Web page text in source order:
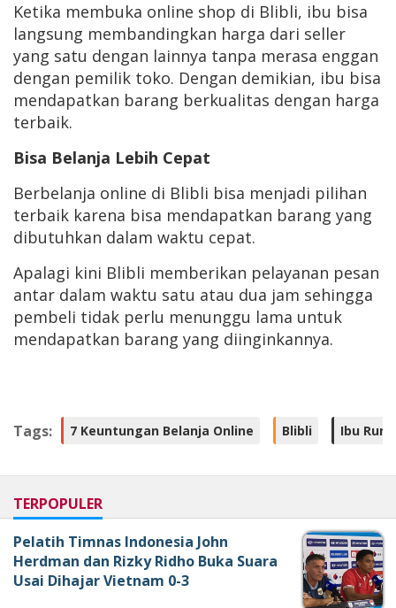
Ketika membuka online shop di Blibli, ibu bisa
langsung membandingkan harga dari seller
yang satu dengan lainnya tanpa merasa enggan
dengan pemilik toko. Dengan demikian, ibu bisa
mendapatkan barang berkualitas dengan harga
terbaik.
Bisa Belanja Lebih Cepat
Berbelanja online di Blibli bisa menjadi pilihan
terbaik karena bisa mendapatkan barang yang
dibutuhkan dalam waktu cepat.
Apalagi kini Blibli memberikan pelayanan pesan
antar dalam waktu satu atau dua jam sehingga
pembeli tidak perlu menunggu lama untuk
mendapatkan barang yang diinginkannya.
Tags: 7 Keuntungan Belanja Online Blibli Ibu
TERPOPULER
Pelatih Timnas Indonesia John
Herdman dan Rizky Ridho Buka Suara
Usai Dihajar Vietnam 0-3